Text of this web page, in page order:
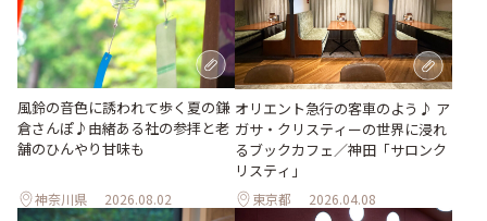
風鈴の音色に誘われて歩く夏の鎌
倉さんぽ♪由緒ある社の参拝と老
舗のひんやり甘味も
神奈川県 2026.08.02
オリエント急行の客車のよう♪ ア
ガサ・クリスティーの世界に浸れ
るブックカフェ／神田「サロンク
リスティ」
東京都 2026.04.08